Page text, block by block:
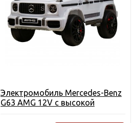
Электромобиль Mercedes-Benz
G63 AMG 12V с высокой